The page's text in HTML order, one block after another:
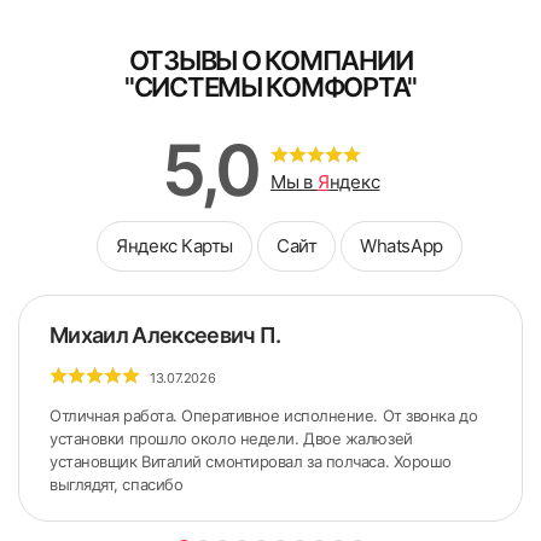
ОТЗЫВЫ О КОМПАНИИ
"СИСТЕМЫ КОМФОРТА"
5,0 Мы в Яндекс
Яндекс Карты Сайт WhatsApp
Михаил Алексеевич П.
13.07.2026
Отличная работа. Оперативное исполнение. От звонка до
установки прошло около недели. Двое жалюзей
установщик Виталий смонтировал за полчаса. Хорошо
выглядят, спасибо